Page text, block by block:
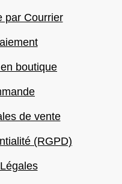
par Courrier
boutique
de vente
(RGPD)